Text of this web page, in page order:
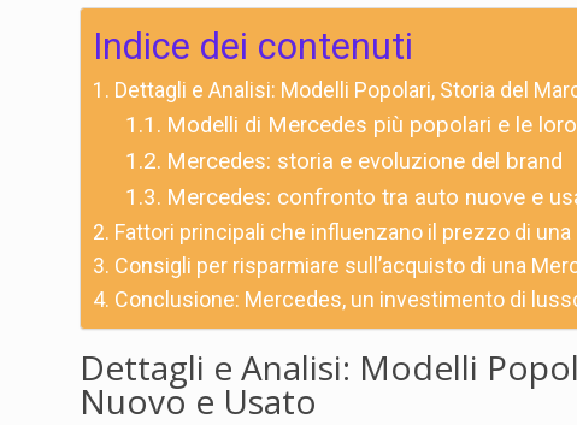
Indice dei contenuti
Dettagli e Analisi: Modelli Popolari, Storia del
Modelli di Mercedes più popolari e le
Mercedes: storia e evoluzione del brand
Mercedes: confronto tra auto nuove e
Fattori principali che influenzano il prezzo di
Consigli per risparmiare sull’acquisto di una
Conclusione: Mercedes, un investimento di
Dettagli e Analisi: Modelli
Nuovo e Usato